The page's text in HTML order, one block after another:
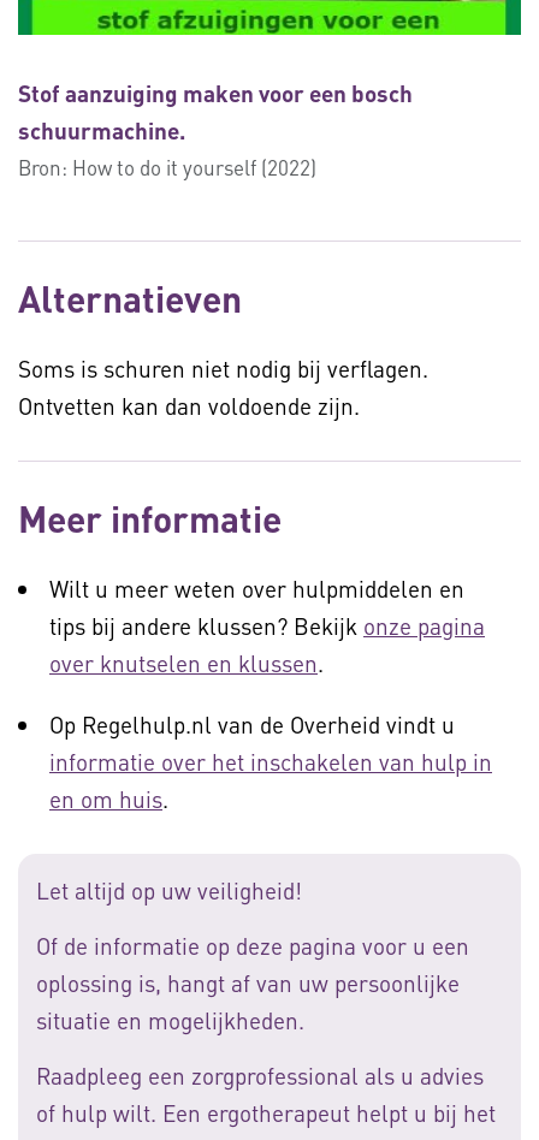
Stof aanzuiging maken voor een bosch
schuurmachine.
Bron: How to do it yourself (2022)
Alternatieven
Soms is schuren niet nodig bij verflagen.
Ontvetten kan dan voldoende zijn.
Meer informatie
Wilt u meer weten over hulpmiddelen en
tips bij andere klussen? Bekijk onze pagina
over knutselen en klussen.
Op Regelhulp.nl van de Overheid vindt u
informatie over het inschakelen van hulp in
en om huis.
Let altijd op uw veiligheid!
Of de informatie op deze pagina voor u een
oplossing is, hangt af van uw persoonlijke
situatie en mogelijkheden.
Raadpleeg een zorgprofessional als u advies
of hulp wilt. Een ergotherapeut helpt u bij het